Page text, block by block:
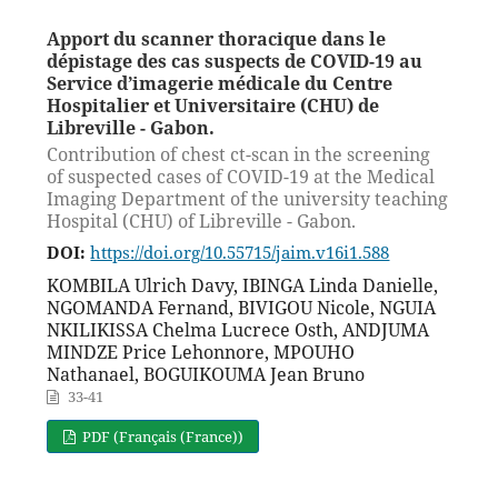
Apport du scanner thoracique dans le
dépistage des cas suspects de COVID-19 au
Service d’imagerie médicale du Centre
Hospitalier et Universitaire (CHU) de
Libreville - Gabon.
Contribution of chest ct-scan in the screening
of suspected cases of COVID-19 at the Medical
Imaging Department of the university teaching
Hospital (CHU) of Libreville - Gabon.
DOI: https://doi.org/10.55715/jaim.v16i1.588
KOMBILA Ulrich Davy, IBINGA Linda Danielle,
NGOMANDA Fernand, BIVIGOU Nicole, NGUIA
NKILIKISSA Chelma Lucrece Osth, ANDJUMA
MINDZE Price Lehonnore, MPOUHO
Nathanael, BOGUIKOUMA Jean Bruno
33-41
PDF (Français (France))